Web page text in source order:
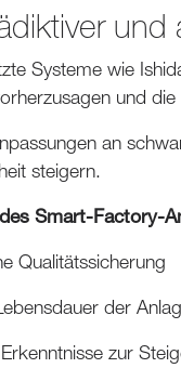
und
Systeme wie
und
an
steigern.
Smart-Factory-
Qualitätssicherung
der
zur